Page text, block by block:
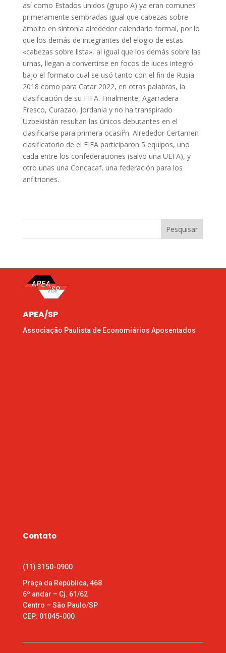
así­ como Estados unidos (grupo A) ya eran comunes
primeramente sembradas igual que cabezas sobre
ámbito en sintonía alrededor calendario formal, por lo
que los demás de integrantes del elogio de estas
«cabezas sobre lista», al igual que los demás sobre las
urnas, llegan a convertirse en focos de luces integró
bajo el formato cual se usó tanto con el fin de Rusia
2018 como para Catar 2022, en otras palabras, la
clasificación de su FIFA. Finalmente, Agarradera
Fresco, Curazao, Jordania y no ha transpirado
Uzbekistán resultan las únicos debutantes en el
clasificarse para primera ocasií³n. Alrededor Certamen
clasificatorio de el FIFA participaron 5 equipos, uno
cada entre los confederaciones (salvo una UEFA), y
otro unas una Concacaf, una federación para los
anfitriones.
Pesquisar
APEA/SP
Associação Paulista de Economiários Aposentados
Contato
(11) 3150-0900
Praça da República, 468
6º andar – Cj. 61/62
Centro – São Paulo/SP
CEP: 01045-000